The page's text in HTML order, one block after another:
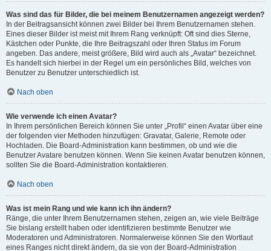
Was sind das für Bilder, die bei meinem Benutzernamen angezeigt werden?
In der Beitragsansicht können zwei Bilder bei Ihrem Benutzernamen stehen.
Eines dieser Bilder ist meist mit Ihrem Rang verknüpft: Oft sind dies Sterne,
Kästchen oder Punkte, die Ihre Beitragszahl oder Ihren Status im Forum
angeben. Das andere, meist größere, Bild wird auch als „Avatar“ bezeichnet.
Es handelt sich hierbei in der Regel um ein persönliches Bild, welches von
Benutzer zu Benutzer unterschiedlich ist.
Nach oben
Wie verwende ich einen Avatar?
In Ihrem persönlichen Bereich können Sie unter „Profil“ einen Avatar über eine
der folgenden vier Methoden hinzufügen: Gravatar, Galerie, Remote oder
Hochladen. Die Board-Administration kann bestimmen, ob und wie die
Benutzer Avatare benutzen können. Wenn Sie keinen Avatar benutzen können,
sollten Sie die Board-Administration kontaktieren.
Nach oben
Was ist mein Rang und wie kann ich ihn ändern?
Ränge, die unter Ihrem Benutzernamen stehen, zeigen an, wie viele Beiträge
Sie bislang erstellt haben oder identifizieren bestimmte Benutzer wie
Moderatoren und Administratoren. Normalerweise können Sie den Wortlaut
eines Ranges nicht direkt ändern, da sie von der Board-Administration